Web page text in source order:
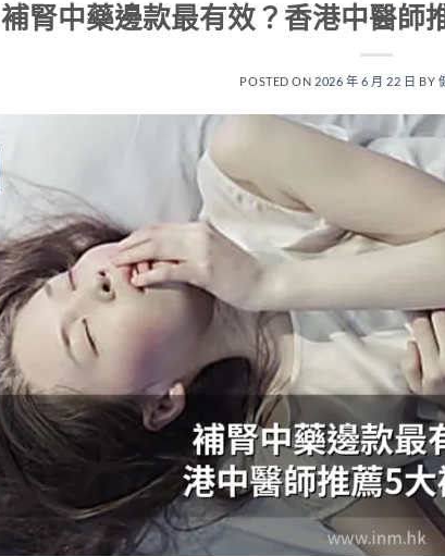
補腎中藥邊款最有效？香港中醫師
POSTED ON 2026 年 6 月 22 日 BY